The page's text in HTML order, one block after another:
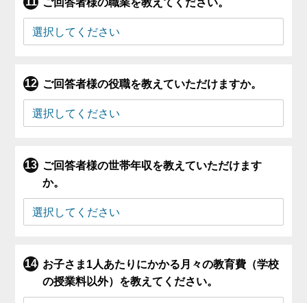
ご回答者様の職業を教えてください。
ご回答者様の役職を教えていただけますか。
ご回答者様の世帯年収を教えていただけます
か。
お子さま1人あたりにかかる月々の教育費（学校
の授業料以外）を教えてください。